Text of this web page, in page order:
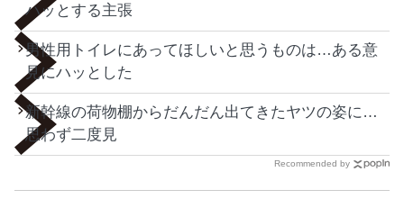
ハッとする主張
男性用トイレにあってほしいと思うものは…ある意
見にハッとした
新幹線の荷物棚からだんだん出てきたヤツの姿に…
思わず二度見
Recommended by